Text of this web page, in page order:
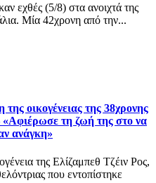
εχθές (5/8) στα ανοιχτά της
Μία 42χρονη από την...
οικογένειας της 38χρονης
«Αφιέρωσε τη ζωή της στο να
ανάγκη»
της Ελίζαμπεθ Τζέιν Ρος,
που εντοπίστηκε